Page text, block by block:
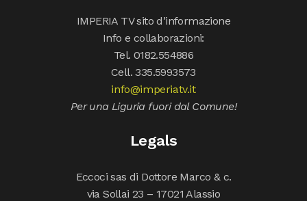
IMPERIA TV sito d’informazione
Info e collaborazioni:
Tel. 0182.554886
Cell. 335.5993573
info@imperiatv.it
Per una Liguria fuori dal Comune!
Legals
Eccoci sas di Dottore Marco & c.
via Sollai 23 – 17021 Alassio